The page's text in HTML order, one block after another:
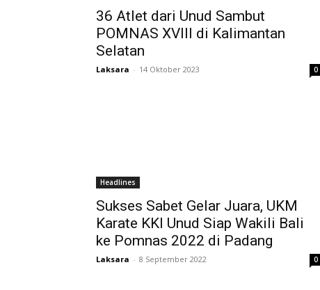
36 Atlet dari Unud Sambut
POMNAS XVIII di Kalimantan
Selatan
Laksara - 14 Oktober 2023 0
Headlines
Sukses Sabet Gelar Juara, UKM
Karate KKI Unud Siap Wakili Bali
ke Pomnas 2022 di Padang
Laksara - 8 September 2022 0